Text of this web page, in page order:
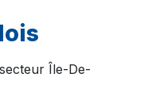
Île-De-